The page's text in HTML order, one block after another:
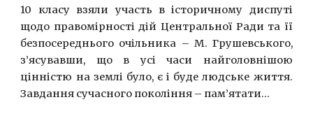
10 класу взяли участь в історичному диспуті
щодо правомірності дій Центральної Ради та її
безпосереднього очільника – М. Грушевського,
з’ясувавши, що в усі часи найголовнішою
цінністю на землі було, є і буде людське життя.
Завдання сучасного покоління – пам’ятати...